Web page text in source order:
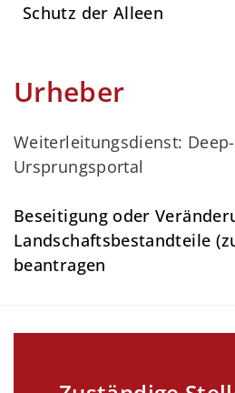
Schutz der Alleen
Urheber
Weiterleitungsdienst:
Ursprungsportal
Beseitigung oder
Landschaftsbestandteile
beantragen